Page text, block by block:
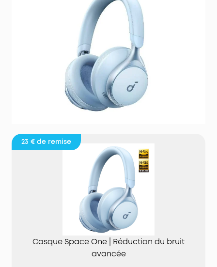
23 € de remise
Casque Space One | Réduction du bruit
avancée